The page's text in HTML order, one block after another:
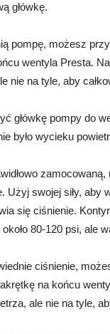
główkę.
pompę, możesz
wentyla Presta.
nie na tyle, aby
główkę pompy do
było wycieku
Użyj swojej siły,
się ciśnienie.
80-120 psi, ale
ciśnienie,
na końcu
ale nie na tyle,